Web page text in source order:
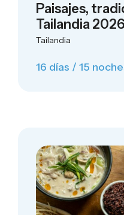
Paisajes,
Tailandia 2026
Tailandia
16 días / 15